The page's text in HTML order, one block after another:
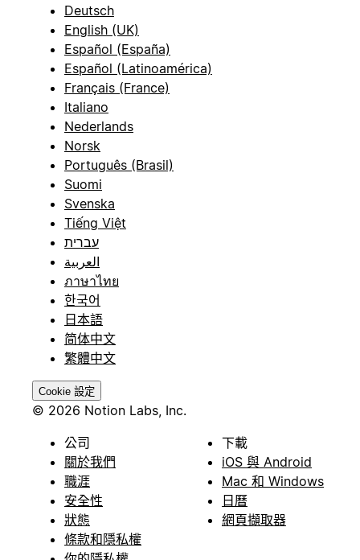
Deutsch
English (UK)
Español (España)
Español (Latinoamérica)
Français (France)
Italiano
Nederlands
Norsk
Português (Brasil)
Suomi
Svenska
Tiếng Việt
עברית
العربية
ภาษาไทย
한국어
日本語
简体中文
繁體中文
Cookie 設定
© 2026 Notion Labs, Inc.
公司
關於我們
職涯
安全性
狀態
條款和隱私權
下載
iOS 與 Android
Mac 和 Windows
日曆
網頁擷取器